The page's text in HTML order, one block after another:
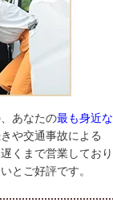
あなたの最も身近な
や交通事故による
くまで営業しており
とご好評です。